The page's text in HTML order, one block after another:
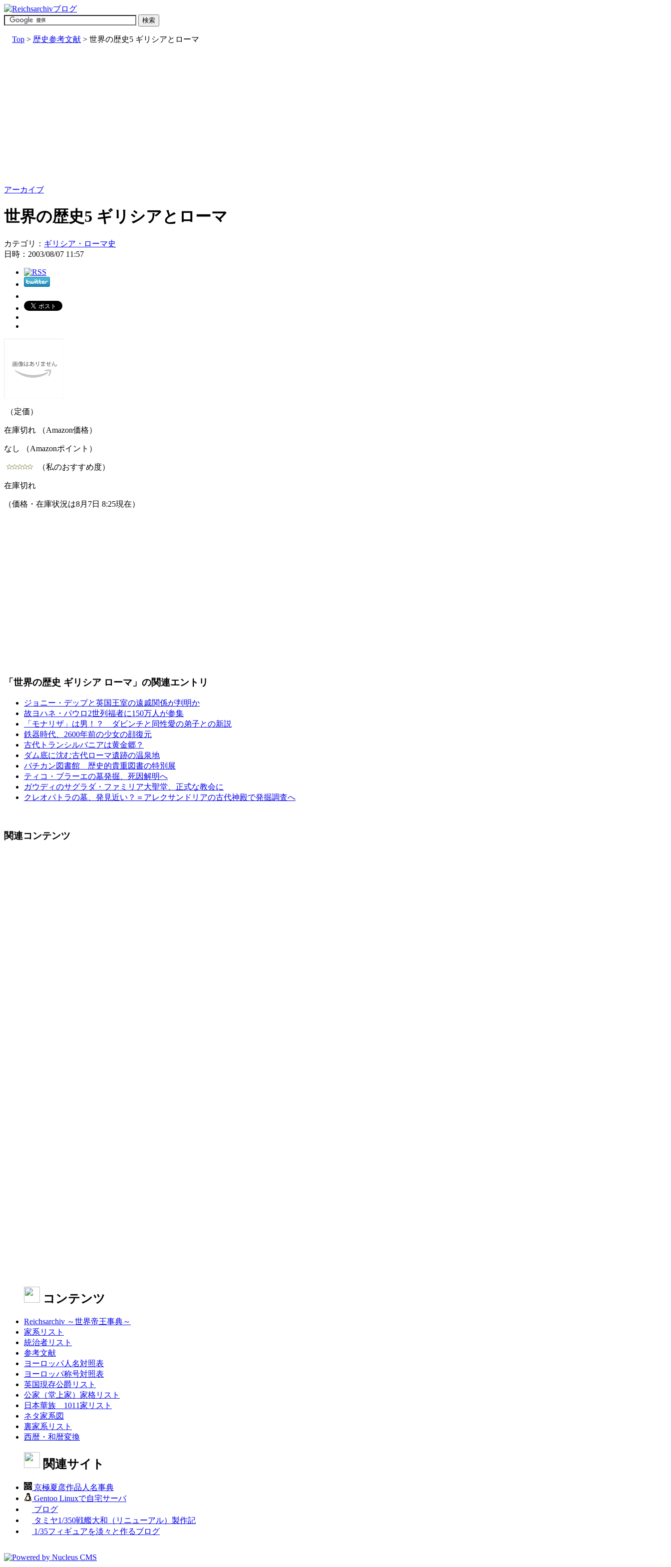
Top > 歴史参考文献 > 世界の歴史5 ギリシアとローマ
アーカイブ
世界の歴史5 ギリシアとローマ
カテゴリ： ギリシア・ローマ史
日時：2003/08/07 11:57
（定価）
在庫切れ （Amazon価格）
なし （Amazonポイント）
（私のおすすめ度）
在庫切れ
（価格・在庫状況は8月7日 8:25現在）
「世界の歴史 ギリシア ローマ」の関連エントリ
ジョニー・デップと英国王室の遠戚関係が判明か
故ヨハネ・パウロ2世列福者に150万人が参集
「モナリザ」は男！？ ダビンチと同性愛の弟子との新説
鉄器時代、2600年前の少女の顔復元
古代トランシルバニアは黄金郷？
ダム底に沈む古代ローマ遺跡の温泉地
バチカン図書館 歴史的貴重図書の特別展
ティコ・ブラーエの墓発掘、死因解明へ
ガウディのサグラダ・ファミリア大聖堂、正式な教会に
クレオパトラの墓、発見近い？＝アレクサンドリアの古代神殿で発掘調査へ
関連コンテンツ
コンテンツ
Reichsarchiv ～世界帝王事典～
家系リスト
統治者リスト
参考文献
ヨーロッパ人名対照表
ヨーロッパ称号対照表
英国現存公爵リスト
公家（堂上家）家格リスト
日本華族 1011家リスト
ネタ家系図
裏家系リスト
西暦・和暦変換
関連サイト
京極夏彦作品人名事典
Gentoo Linuxで自宅サーバ
ブログ
タミヤ1/350戦艦大和（リニューアル）製作記
1/35フィギュアを淡々と作るブログ